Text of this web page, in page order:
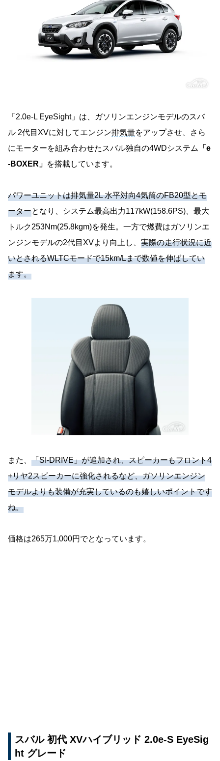
「2.0e-L EyeSight」は、ガソリンエンジンモデルのスバ
ル 2代目XVに対してエンジン排気量をアップさせ、さら
にモーターを組み合わせたスバル独自の4WDシステム 「e
-BOXER」 を搭載しています。
パワーユニットは排気量2L 水平対向4気筒のFB20型とモ
ーターとなり、システム最高出力117kW(158.6PS)、最大
トルク253Nm(25.8kgm)を発生。一方で燃費はガソリンエ
ンジンモデルの2代目XVより向上し、 実際の走行状況に近
いとされるWLTCモードで15km/Lまで数値を伸ばしてい
ます。
また、 「SI-DRIVE」が追加され、スピーカーもフロント4
+リヤ2スピーカーに強化されるなど、ガソリンエンジン
モデルよりも装備が充実しているのも嬉しいポイントです
ね。
価格は265万1,000円でとなっています。
スバル 初代 XVハイブリッド 2.0e-S EyeSig
ht グレード